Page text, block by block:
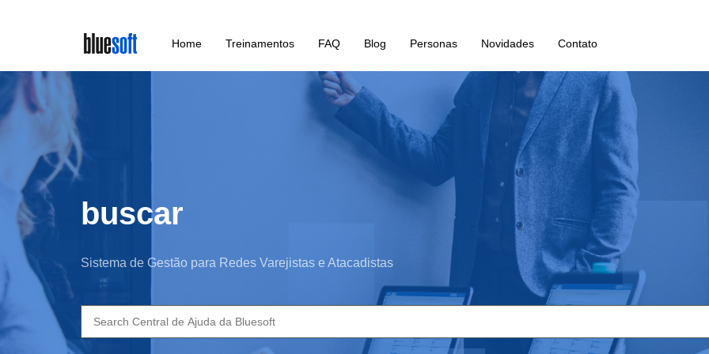
main
content
Home Treinamentos FAQ Blog Personas Novidades Contato
buscar
Sistema de Gestão para Redes Varejistas e Atacadistas
Search
for: